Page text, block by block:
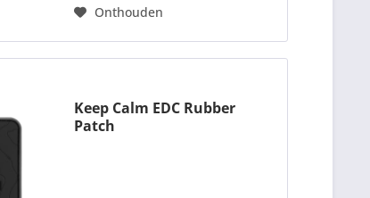
Onthouden
Keep Calm EDC Rubber
Patch